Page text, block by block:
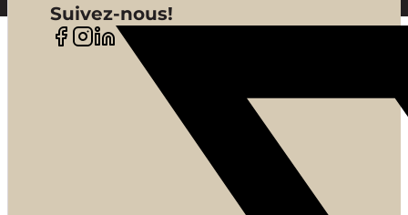
Suivez-nous!